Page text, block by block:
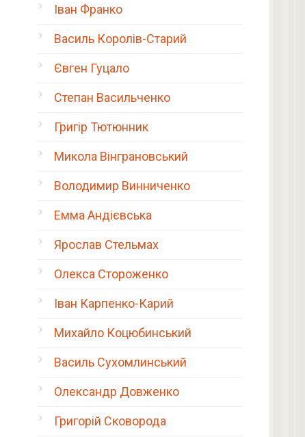
Іван Франко
Василь Королів-Старий
Євген Гуцало
Степан Васильченко
Григір Тютюнник
Микола Вінграновський
Володимир Винниченко
Емма Андієвська
Ярослав Стельмах
Олекса Стороженко
Іван Карпенко-Карий
Михайло Коцюбинський
Василь Сухомлинський
Олександр Довженко
Григорій Сковорода